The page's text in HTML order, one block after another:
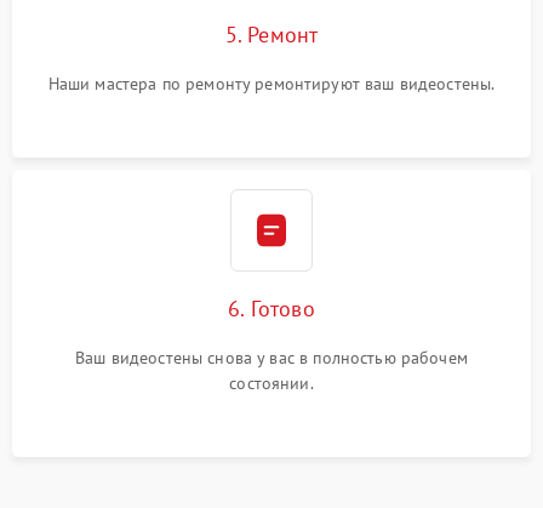
5. Ремонт
Наши мастера по ремонту ремонтируют ваш видеостены.
6. Готово
Ваш видеостены снова у вас в полностью рабочем
состоянии.